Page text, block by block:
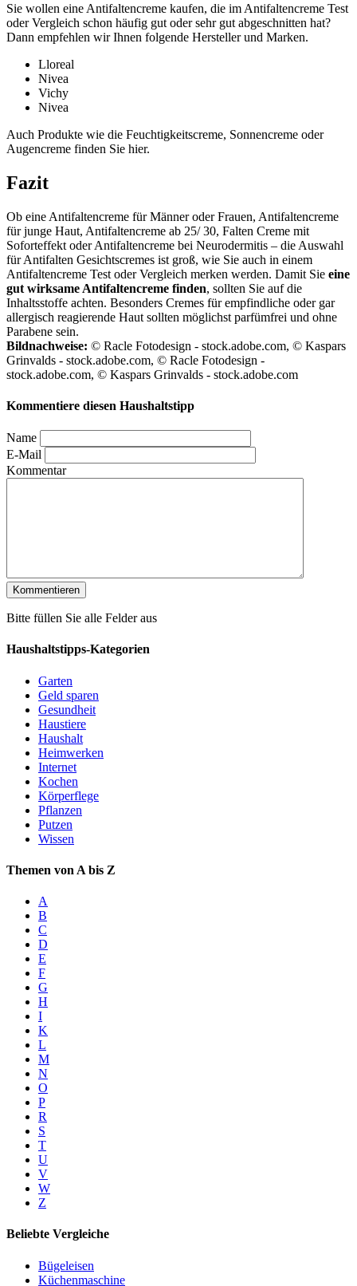
Sie wollen eine Antifaltencreme kaufen, die im Antifaltencreme Test
oder Vergleich schon häufig gut oder sehr gut abgeschnitten hat?
Dann empfehlen wir Ihnen folgende Hersteller und Marken.
Lloreal
Nivea
Vichy
Nivea
Auch Produkte wie die Feuchtigkeitscreme, Sonnencreme oder
Augencreme finden Sie hier.
Fazit
Ob eine Antifaltencreme für Männer oder Frauen, Antifaltencreme
für junge Haut, Antifaltencreme ab 25/ 30, Falten Creme mit
Soforteffekt oder Antifaltencreme bei Neurodermitis – die Auswahl
für Antifalten Gesichtscremes ist groß, wie Sie auch in einem
Antifaltencreme Test oder Vergleich merken werden. Damit Sie eine
gut wirksame Antifaltencreme finden, sollten Sie auf die
Inhaltsstoffe achten. Besonders Cremes für empfindliche oder gar
allergisch reagierende Haut sollten möglichst parfümfrei und ohne
Parabene sein.
Bildnachweise: © Racle Fotodesign - stock.adobe.com, © Kaspars
Grinvalds - stock.adobe.com, © Racle Fotodesign -
stock.adobe.com, © Kaspars Grinvalds - stock.adobe.com
Kommentiere diesen Haushaltstipp
Name
E-Mail
Kommentar
Bitte füllen Sie alle Felder aus
Haushaltstipps-Kategorien
Garten
Geld sparen
Gesundheit
Haustiere
Haushalt
Heimwerken
Internet
Kochen
Körperflege
Pflanzen
Putzen
Wissen
Themen von A bis Z
A
B
C
D
E
F
G
H
I
K
L
M
N
O
P
R
S
T
U
V
W
Z
Beliebte Vergleiche
Bügeleisen
Küchenmaschine